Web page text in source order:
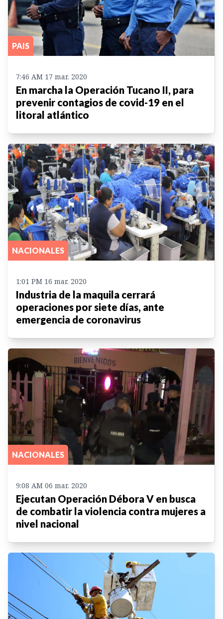
PAIS
7:46 AM 17 mar. 2020
En marcha la Operación Tucano II, para
prevenir contagios de covid-19 en el
litoral atlántico
NACIONALES
1:01 PM 16 mar. 2020
Industria de la maquila cerrará
operaciones por siete días, ante
emergencia de coronavirus
NACIONALES
9:08 AM 06 mar. 2020
Ejecutan Operación Débora V en busca
de combatir la violencia contra mujeres a
nivel nacional